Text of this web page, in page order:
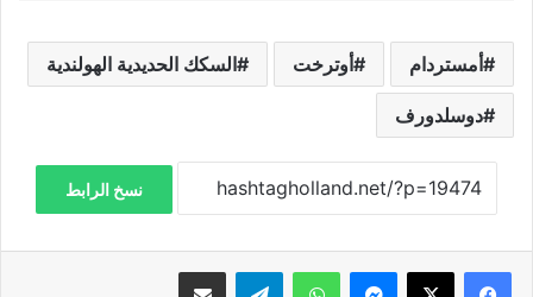
أمستردام أوترخت السكك الحديدية الهولندية
دوسلدورف
نسخ الرابط
فيسبوك ‫X ماسنجر واتساب تيلقرام مشاركة عبر البريد